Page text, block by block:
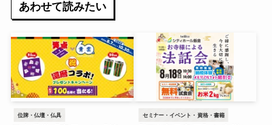
あわせて読みたい
位牌・仏壇・仏具 セミナー・イベント・資格・書籍